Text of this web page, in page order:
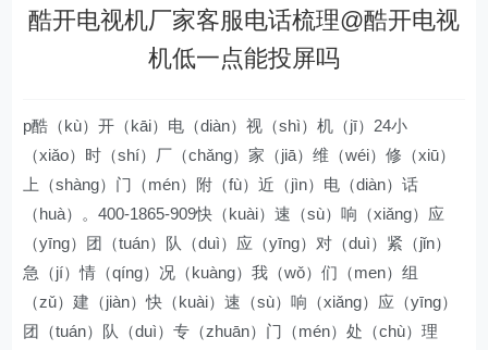
酷开电视机厂家客服电话梳理@酷开电视
机低一点能投屏吗
p酷（kù）开（kāi）电（diàn）视（shì）机（jī）24小
（xiǎo）时（shí）厂（chǎng）家（jiā）维（wéi）修（xiū）
上（shàng）门（mén）附（fù）近（jìn）电（diàn）话
（huà）。400-1865-909快（kuài）速（sù）响（xiǎng）应
（yīng）团（tuán）队（duì）应（yīng）对（duì）紧（jǐn）
急（jí）情（qíng）况（kuàng）我（wǒ）们（men）组
（zǔ）建（jiàn）快（kuài）速（sù）响（xiǎng）应（yīng）
团（tuán）队（duì）专（zhuān）门（mén）处（chù）理